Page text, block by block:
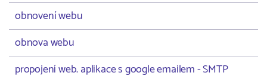
obnovení webu
obnova webu
propojení web. aplikace s google emailem - SMTP